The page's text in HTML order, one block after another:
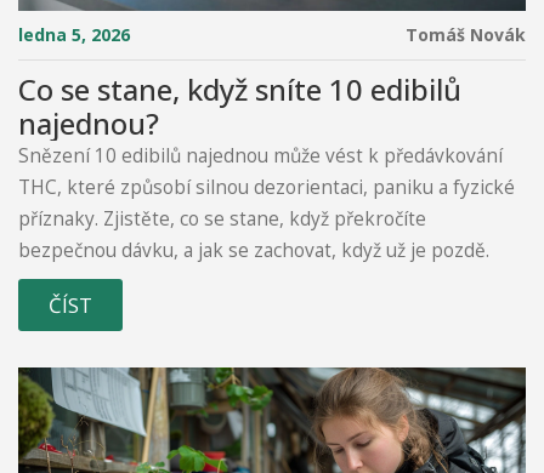
ledna 5, 2026 Tomáš Novák
Co se stane, když sníte 10 edibilů
najednou?
Snězení 10 edibilů najednou může vést k předávkování
THC, které způsobí silnou dezorientaci, paniku a fyzické
příznaky. Zjistěte, co se stane, když překročíte
bezpečnou dávku, a jak se zachovat, když už je pozdě.
ČÍST